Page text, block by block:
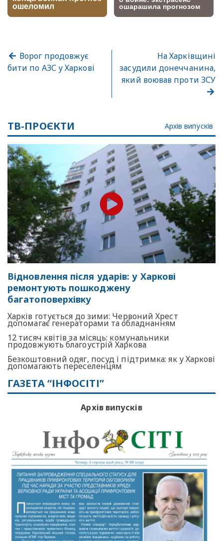
Ворог продовжує
бити по АЗС у Харкові
На Харківщині
засудили донеччанина,
який воював проти ЗСУ
ТВ-ПРОЄКТИ Архів випусків
Відновлення після ударів: у Харкові
ремонтують пошкоджену
багатоповерхівку
Харків готується до зими: Червоний Хрест
допомагає генераторами та обладнанням
12 тисяч квітів за місяць: комунальники
продовжують благоустрій Харкова
Безкоштовний одяг, посуд і підтримка: як у Харкові
допомагають переселенцям
ГАЗЕТА “ІНФОСІТІ”
Архів випусків